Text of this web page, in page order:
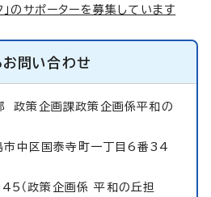
」のサポーターを募集しています
お問い合わせ
政策企画課政策企画係平和の
区国泰寺町一丁目6番34
政策企画係 平和の丘担